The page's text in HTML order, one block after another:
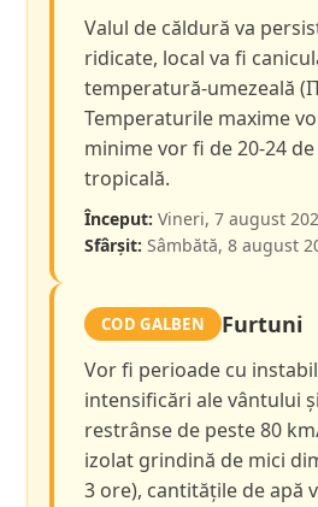
Valul de căldură va
ridicate, local va fi
temperatură-umezeală
Temperaturile maxime
minime vor fi de 20-24
tropicală.
Început: Vineri, 7 august
Sfârșit: Sâmbătă, 8 august
COD GALBEN Furtuni
Vor fi perioade cu
intensificări ale vântului
restrânse de peste 80
izolat grindină de mici
3 ore), cantitățile de apă